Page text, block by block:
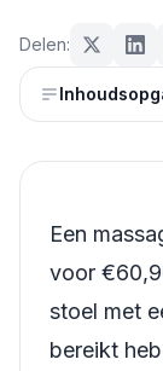
Wat kost
en
terug?
Redactie
Delen:
Een
voor
stoel met
bereikt